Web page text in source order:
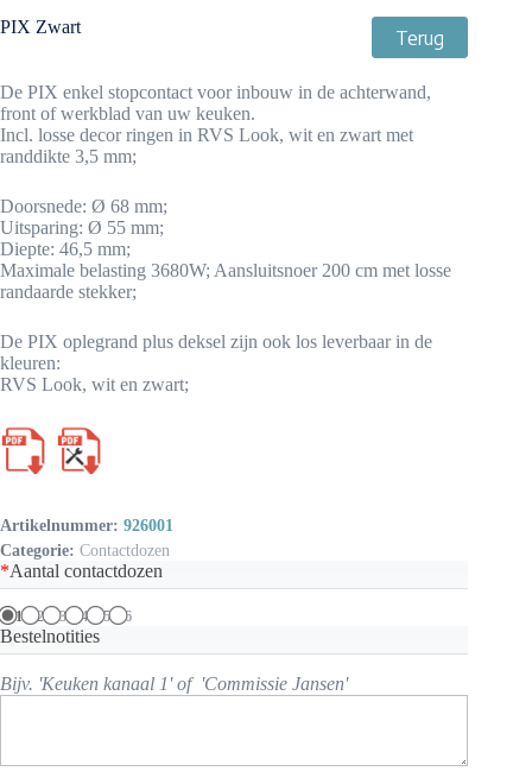
PIX Zwart Terug
De PIX enkel stopcontact voor inbouw in de achterwand,
front of werkblad van uw keuken.
Incl. losse decor ringen in RVS Look, wit en zwart met
randdikte 3,5 mm;
Doorsnede: Ø 68 mm;
Uitsparing: Ø 55 mm;
Diepte: 46,5 mm;
Maximale belasting 3680W; Aansluitsnoer 200 cm met losse
randaarde stekker;
De PIX oplegrand plus deksel zijn ook los leverbaar in de
kleuren:
RVS Look, wit en zwart;
Artikelnummer: 926001
Categorie: Contactdozen
*Aantal contactdozen
1 2 3 4 5 6
Bestelnotities
Bijv. 'Keuken kanaal 1' of 'Commissie Jansen'